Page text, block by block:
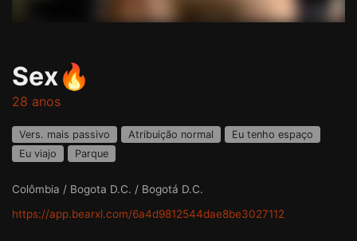
Sex🔥
28 anos
Vers. mais passivo Atribuição normal
Eu tenho espaço
Eu viajo
Parque
Colômbia / Bogota D.C. / Bogotá D.C.
https://app.bearxl.com/6a4d9812544dae8be3027112